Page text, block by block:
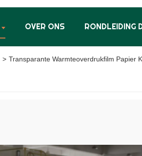
OVER ONS RONDLEIDING
> Transparante Warmteoverdrukfilm Papier